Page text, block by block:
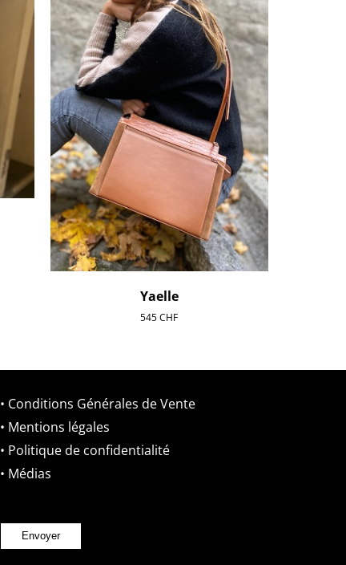
Yaelle
545CHF
• Conditions Générales de Vente
• Mentions légales
• Politique de confidentialité
• Médias
Envoyer